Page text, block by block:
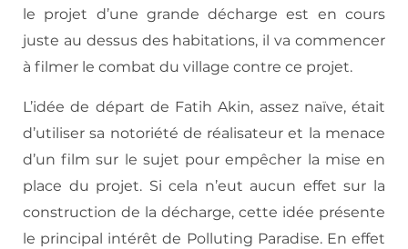
le projet d’une grande décharge est en cours
juste au dessus des habitations, il va commencer
à filmer le combat du village contre ce projet.
L’idée de départ de Fatih Akin, assez naïve, était
d’utiliser sa notoriété de réalisateur et la menace
d’un film sur le sujet pour empêcher la mise en
place du projet. Si cela n’eut aucun effet sur la
construction de la décharge, cette idée présente
le principal intérêt de Polluting Paradise. En effet